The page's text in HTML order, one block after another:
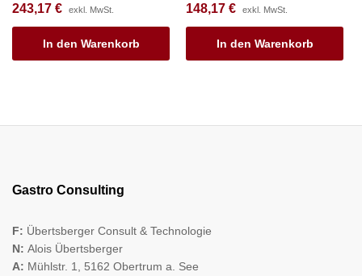
243,17 € exkl. MwSt.
In den Warenkorb
148,17 € exkl. MwSt.
In den Warenkorb
Gastro Consulting
F: Übertsberger Consult & Technologie
N: Alois Übertsberger
A: Mühlstr. 1, 5162 Obertrum a. See